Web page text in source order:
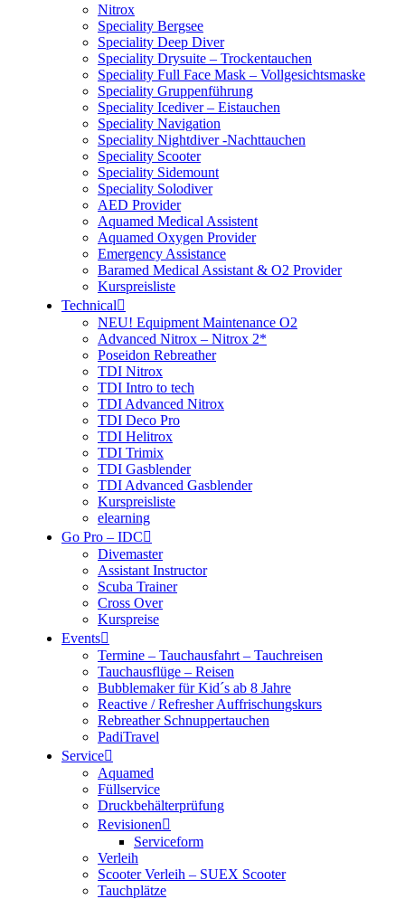
Nitrox
Speciality Bergsee
Speciality Deep Diver
Speciality Drysuite – Trockentauchen
Speciality Full Face Mask – Vollgesichtsmaske
Speciality Gruppenführung
Speciality Icediver – Eistauchen
Speciality Navigation
Speciality Nightdiver -Nachttauchen
Speciality Scooter
Speciality Sidemount
Speciality Solodiver
AED Provider
Aquamed Medical Assistent
Aquamed Oxygen Provider
Emergency Assistance
Baramed Medical Assistant & O2 Provider
Kurspreisliste
Technical
NEU! Equipment Maintenance O2
Advanced Nitrox – Nitrox 2*
Poseidon Rebreather
TDI Nitrox
TDI Intro to tech
TDI Advanced Nitrox
TDI Deco Pro
TDI Helitrox
TDI Trimix
TDI Gasblender
TDI Advanced Gasblender
Kurspreisliste
elearning
Go Pro – IDC
Divemaster
Assistant Instructor
Scuba Trainer
Cross Over
Kurspreise
Events
Termine – Tauchausfahrt – Tauchreisen
Tauchausflüge – Reisen
Bubblemaker für Kid´s ab 8 Jahre
Reactive / Refresher Auffrischungskurs
Rebreather Schnuppertauchen
PadiTravel
Service
Aquamed
Füllservice
Druckbehälterprüfung
Revisionen
Serviceform
Verleih
Scooter Verleih – SUEX Scooter
Tauchplätze